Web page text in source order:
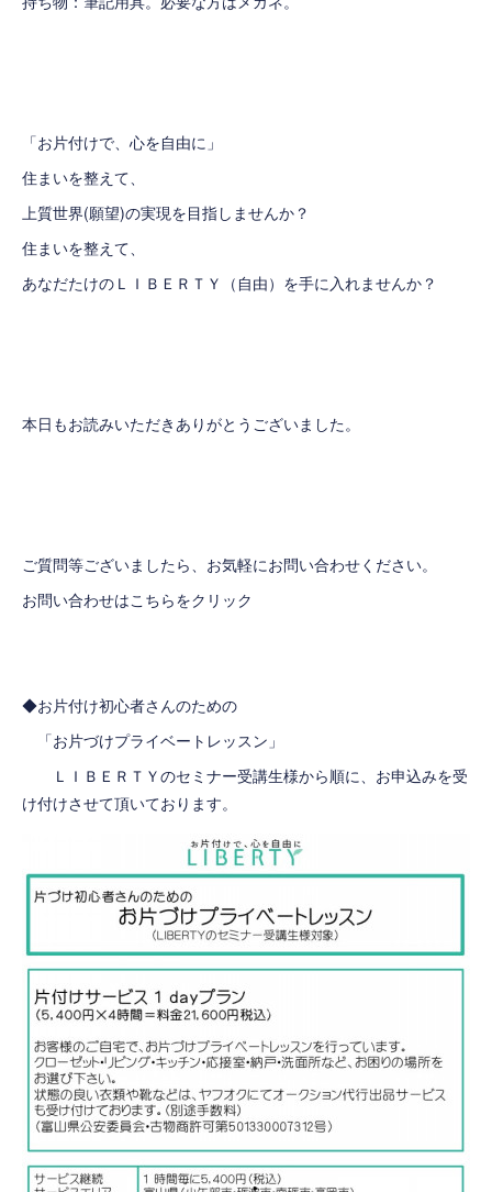
「お片付けで、心を自由に」
住まいを整えて、
上質世界(願望)の実現を目指しませんか？
住まいを整えて、
あなだたけのＬＩＢＥＲＴＹ（自由）を手に入れませんか？
本日もお読みいただきありがとうございました。
ご質問等ございましたら、お気軽にお問い合わせください。
お問い合わせはこちらをクリック
◆お片付け初心者さんのための
「お片づけプライベートレッスン」
ＬＩＢＥＲＴＹのセミナー受講生様から順に、お申込みを受
け付けさせて頂いております。